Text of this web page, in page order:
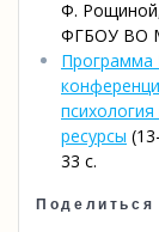
Ф.
ФГБОУ ВО
Программа
ресурсы
33 c.